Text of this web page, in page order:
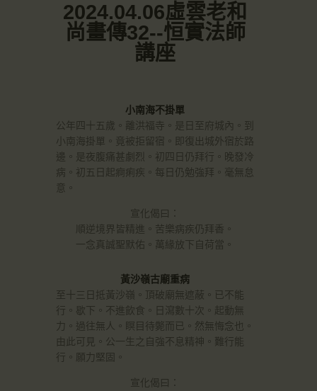
文章匯總
2024.04.06虛雲老和
尚畫傳32--恒實法師
講座
小南海不掛單
公年四十五歲。離洪福寺。是日至府城內。到
小南海掛單。竟被拒留宿。即復出城外宿於路
邊。是夜腹痛甚劇烈。初四日仍拜行。晚發冷
病。初五日起痾痢疾。每日仍勉強拜。毫無怠
意。
宣化偈曰：
順逆境界皆精進。苦樂病疾仍拜香。
一念真誠聖默佑。萬緣放下自荷當。
黃沙嶺古廟重病
至十三日抵黃沙嶺。頂破廟無遮蔽。已不能
行。歇下。不進飲食。日瀉數十次。起動無
力。過往無人。瞑目待斃而已。然無悔念也。
由此可見。公一生之自強不息精神。難行能
行。願力堅固。
宣化偈曰：